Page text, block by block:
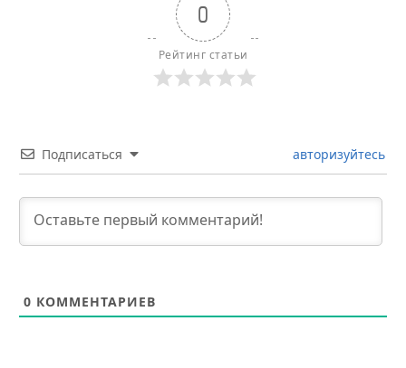
0
Рейтинг статьи
Подписаться авторизуйтесь
0 КОММЕНТАРИЕВ